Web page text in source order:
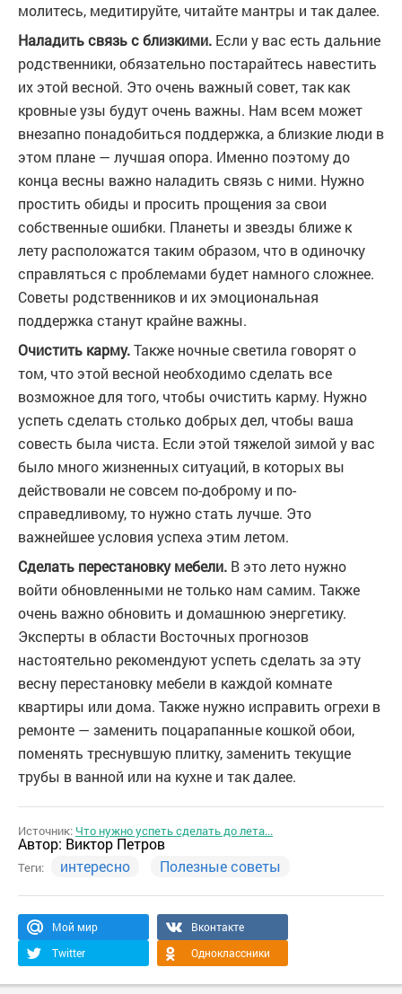
молитесь, медитируйте, читайте мантры и так далее.
Наладить связь с близкими. Если у вас есть дальние
родственники, обязательно постарайтесь навестить
их этой весной. Это очень важный совет, так как
кровные узы будут очень важны. Нам всем может
внезапно понадобиться поддержка, а близкие люди в
этом плане — лучшая опора. Именно поэтому до
конца весны важно наладить связь с ними. Нужно
простить обиды и просить прощения за свои
собственные ошибки. Планеты и звезды ближе к
лету расположатся таким образом, что в одиночку
справляться с проблемами будет намного сложнее.
Советы родственников и их эмоциональная
поддержка станут крайне важны.
Очистить карму.Также ночные светила говорят о
том, что этой весной необходимо сделать все
возможное для того, чтобы очистить карму. Нужно
успеть сделать столько добрых дел, чтобы ваша
совесть была чиста. Если этой тяжелой зимой у вас
было много жизненных ситуаций, в которых вы
действовали не совсем по-доброму и по-
справедливому, то нужно стать лучше. Это
важнейшее условия успеха этим летом.
Сделать перестановку мебели. В это лето нужно
войти обновленными не только нам самим. Также
очень важно обновить и домашнюю энергетику.
Эксперты в области Восточных прогнозов
настоятельно рекомендуют успеть сделать за эту
весну перестановку мебели в каждой комнате
квартиры или дома. Также нужно исправить огрехи в
ремонте — заменить поцарапанные кошкой обои,
поменять треснувшую плитку, заменить текущие
трубы в ванной или на кухне и так далее.
Источник: Что нужно успеть сделать до лета...
Автор: Виктор Петров
Теги: интересно Полезные советы
Мой мир
Вконтакте
Twitter
Одноклассники